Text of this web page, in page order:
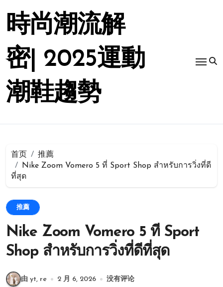
時尚潮流解
密| 2025運動
潮鞋趨勢
首页
推薦
Nike Zoom Vomero 5 ที่ Sport Shop สำหรับการวิ่งที่ดี
ที่สุด
推薦
Nike Zoom Vomero 5 ที่ Sport
Shop สำหรับการวิ่งที่ดีที่สุด
由 yt, re 2 月 6, 2026 没有评论